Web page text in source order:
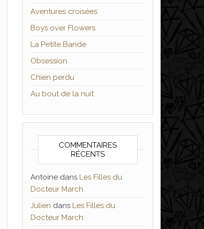
Aventures croisées
Boys over Flowers
La Petite Bande
Obsession
Chien perdu
Au bout de la nuit
COMMENTAIRES
RÉCENTS
Antoinedans Les Filles du
Docteur March
Julien dans Les Filles du
Docteur March